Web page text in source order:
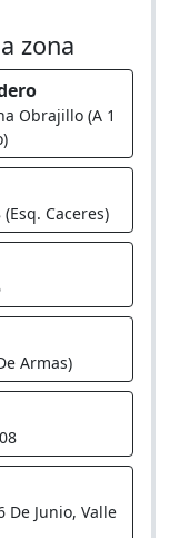
zona
Obrajillo (A 1
Caceres)
Armas)
De Junio, Valle